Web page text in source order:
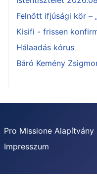
Felnőtt ifjúsági kör –
Kisifi - frissen
Hálaadás kórus
Báró Kemény
Pro Missione Alapítvány
Impresszum